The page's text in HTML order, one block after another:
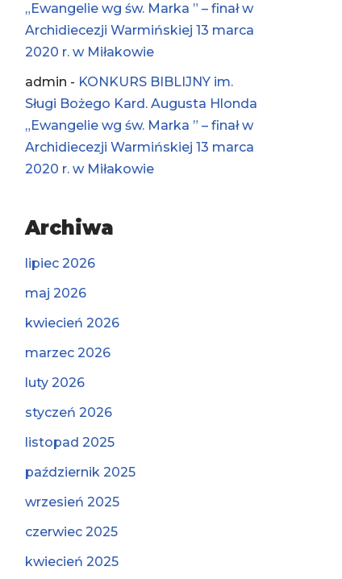
„Ewangelie wg św. Marka ” – finał w
Archidiecezji Warmińskiej 13 marca
2020 r. w Miłakowie
admin - KONKURS BIBLIJNY im.
Sługi Bożego Kard. Augusta Hlonda
„Ewangelie wg św. Marka ” – finał w
Archidiecezji Warmińskiej 13 marca
2020 r. w Miłakowie
Archiwa
lipiec 2026
maj 2026
kwiecień 2026
marzec 2026
luty 2026
styczeń 2026
listopad 2025
październik 2025
wrzesień 2025
czerwiec 2025
kwiecień 2025